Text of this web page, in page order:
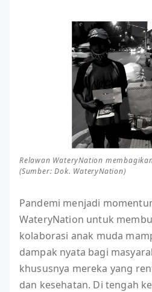
Relawan WateryNation
(Sumber: Dok. WateryNation)
Pandemi menjadi
WateryNation untuk
kolaborasi anak muda
dampak nyata bagi
khususnya mereka yang
dan kesehatan. Di tengah